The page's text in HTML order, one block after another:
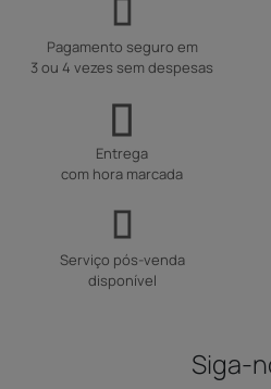
Pagamento seguro em
3 ou 4 vezes sem despesas
Entrega
com hora marcada
Serviço pós-venda
disponível
Siga-